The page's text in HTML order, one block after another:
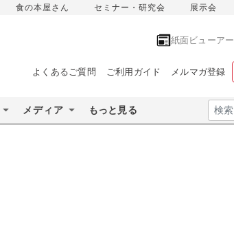
食の本屋さん セミナー・研究会 展示会
紙面ビューアー
よくあるご質問 ご利用ガイド メルマガ登録
メディア もっと見る